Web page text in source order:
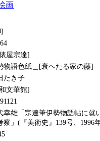
画
屋宗達]
物語色紙＿[衰へたる家の藤]
たき子
文華館]
幸雄「宗達筆伊勢物語帖に就
察」(『美術史』139号、1996